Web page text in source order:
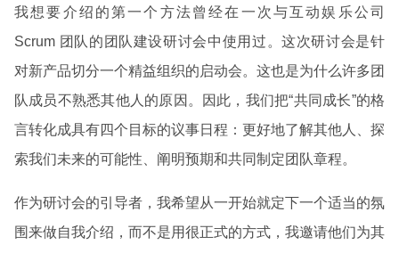
我想要介绍的第一个方法曾经在一次与互动娱乐公司
Scrum 团队的团队建设研讨会中使用过。这次研讨会是针
对新产品切分一个精益组织的启动会。这也是为什么许多团
队成员不熟悉其他人的原因。因此，我们把“共同成长”的格
言转化成具有四个目标的议事日程：更好地了解其他人、探
索我们未来的可能性、阐明预期和共同制定团队章程。
作为研讨会的引导者，我希望从一开始就定下一个适当的氛
围来做自我介绍，而不是用很正式的方式，我邀请他们为其